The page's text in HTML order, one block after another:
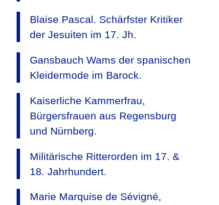
Blaise Pascal. Schärfster Kritiker
der Jesuiten im 17. Jh.
Gansbauch Wams der spanischen
Kleidermode im Barock.
Kaiserliche Kammerfrau,
Bürgersfrauen aus Regensburg
und Nürnberg.
Militärische Ritterorden im 17. &
18. Jahrhundert.
Marie Marquise de Sévigné,